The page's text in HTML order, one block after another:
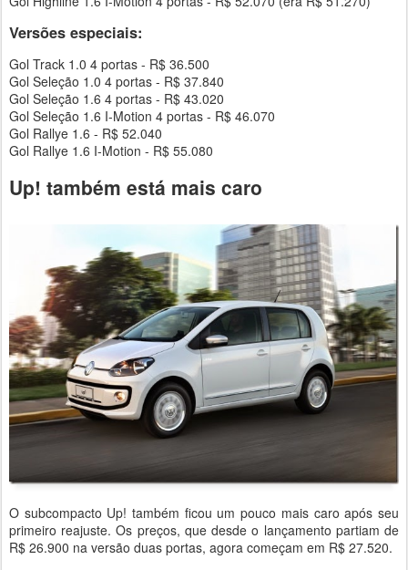
Versões especiais:
Gol Track 1.0 4 portas - R$ 36.500
Gol Seleção 1.0 4 portas - R$ 37.840
Gol Seleção 1.6 4 portas - R$ 43.020
Gol Seleção 1.6 I-Motion 4 portas - R$ 46.070
Gol Rallye 1.6 - R$ 52.040
Gol Rallye 1.6 I-Motion - R$ 55.080
Up! também está mais caro
O subcompacto Up! também ficou um pouco mais caro após seu
primeiro reajuste. Os preços, que desde o lançamento partiam de
R$ 26.900 na versão duas portas, agora começam em R$ 27.520.